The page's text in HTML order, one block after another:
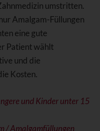
umstritten.
Amalgam-Füllungen
eine gute
Patient wählt
und die
Kosten.
und Kinder unter 15
/ Amalgamfüllungen